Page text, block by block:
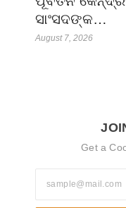
ସାଂସଦଙ୍କ…
August 7, 2026
Get a